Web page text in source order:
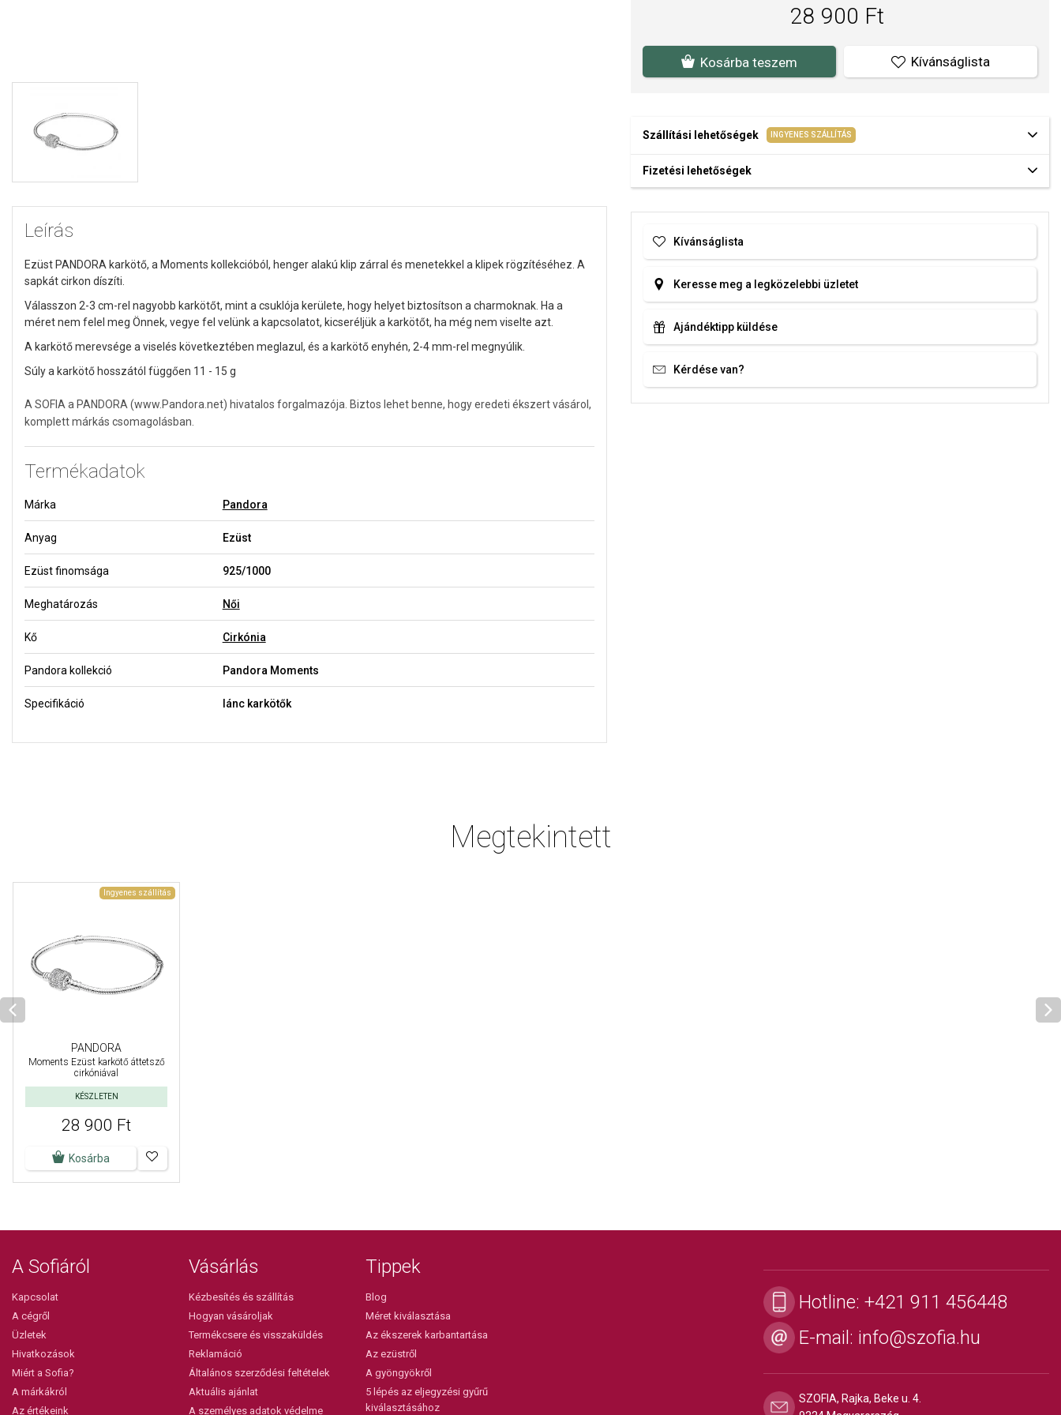
Leírás
Ezüst PANDORA karkötő, a Moments kollekcióból, henger alakú klip zárral és menetekkel a klipek rögzítéséhez. A
sapkát cirkon díszíti.
Válasszon 2-3 cm-rel nagyobb karkötőt, mint a csuklója kerülete, hogy helyet biztosítson a charmoknak. Ha a
méret nem felel meg Önnek, vegye fel velünk a kapcsolatot, kicseréljük a karkötőt, ha még nem viselte azt.
A karkötő merevsége a viselés következtében meglazul, és a karkötő enyhén, 2-4 mm-rel megnyúlik.
Súly a karkötő hosszától függően 11 - 15 g
A SOFIA a PANDORA (www.Pandora.net) hivatalos forgalmazója. Biztos lehet benne, hogy eredeti ékszert vásárol,
komplett márkás csomagolásban.
Termékadatok
Márka Pandora
Anyag Ezüst
Ezüst finomsága 925/1000
Meghatározás Női
Kő Cirkónia
Pandora kollekció Pandora Moments
Specifikáció lánc karkötők
28 900 Ft
Kosárba teszem Kívánságlista
Szállítási lehetőségek INGYENES SZÁLLÍTÁS
Fizetési lehetőségek
Kívánságlista
Keresse meg a legközelebbi üzletet
Ajándéktipp küldése
Kérdése van?
Megtekintett
Ingyenes szállítás
PANDORA
Moments Ezüst karkötő áttetsző
cirkóniával
KÉSZLETEN
28 900 Ft
Kosárba
A Sofiáról
Kapcsolat
A cégről
Üzletek
Hivatkozások
Miért a Sofia?
A márkákról
Az értékeink
Vásárlás
Kézbesítés és szállítás
Hogyan vásároljak
Termékcsere és visszaküldés
Reklamáció
Általános szerződési feltételek
Aktuális ajánlat
A személyes adatok védelme
Tippek
Blog
Méret kiválasztása
Az ékszerek karbantartása
Az ezüstről
A gyöngyökről
5 lépés az eljegyzési gyűrű
kiválasztásához
Hotline: +421 911 456448
E-mail: info@szofia.hu
SZOFIA, Rajka, Beke u. 4.